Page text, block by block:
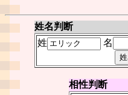
姓名判断
姓
名
相性判断